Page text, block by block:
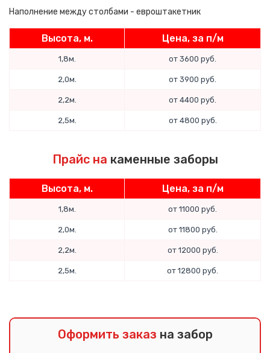
Наполнение между столбами - евроштакетник
Высота, м. Цена, за п/м
1,8м. от 3600 руб.
2,0м. от 3900 руб.
2,2м. от 4400 руб.
2,5м. от 4800 руб.
Прайс на каменные заборы
Высота, м. Цена, за п/м
1,8м. от 11000 руб.
2,0м. от 11800 руб.
2,2м. от 12000 руб.
2,5м. от 12800 руб.
Оформить заказ на забор